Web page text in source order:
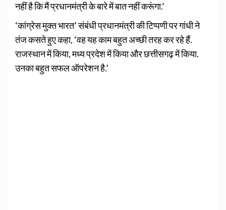
नहीं है कि मैं प्रधानमंत्री के बारे में बात नहीं करूंगा.’
‘कांग्रेस मुक्त भारत’ संबंधी प्रधानमंत्री की टिप्पणी पर गांधी ने
तंज कसते हुए कहा, ‘वह यह काम बहुत अच्छी तरह कर रहे हैं.
राजस्थान में किया, मध्य प्रदेश में किया और छत्तीसगढ़ में किया.
उनका बहुत सफल ऑपरेशन है.’